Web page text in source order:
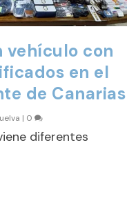
con
en el
de Canarias
| 0
diferentes